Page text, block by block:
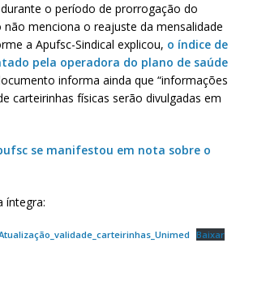
o período de prorrogação do
menciona o reajuste da mensalidade
a Apufsc-Sindical explicou, o índice de
pela operadora do plano de saúde
informa ainda que “informações
carteirinhas físicas serão divulgadas em
se manifestou em nota sobre o
íntegra:
_Atualização_validade_carteirinhas_Unimed Baixar